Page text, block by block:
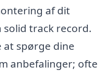
af dit
solid track record.
at spørge dine
anbefalinger; ofte